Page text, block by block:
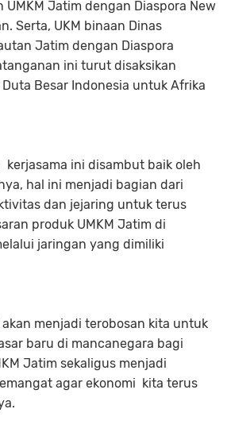
UMKM Jatim dengan Diaspora New
Serta, UKM binaan Dinas
Jatim dengan Diaspora
ini turut disaksikan
Besar Indonesia untuk Afrika
ini disambut baik oleh
hal ini menjadi bagian dari
dan jejaring untuk terus
produk UMKM Jatim di
jaringan yang dimiliki
akan menjadi terobosan kita untuk
baru di mancanegara bagi
Jatim sekaligus menjadi
agar ekonomi kita terus